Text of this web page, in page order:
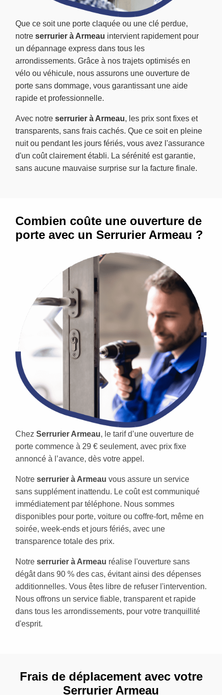
Que ce soit une porte claquée ou une clé perdue,
notre serrurier à Armeau intervient rapidement pour
un dépannage express dans tous les
arrondissements. Grâce à nos trajets optimisés en
vélo ou véhicule, nous assurons une ouverture de
porte sans dommage, vous garantissant une aide
rapide et professionnelle.
Avec notre serrurier à Armeau, les prix sont fixes et
transparents, sans frais cachés. Que ce soit en pleine
nuit ou pendant les jours fériés, vous avez l'assurance
d'un coût clairement établi. La sérénité est garantie,
sans aucune mauvaise surprise sur la facture finale.
Combien coûte une ouverture de
porte avec un Serrurier Armeau ?
Chez Serrurier Armeau, le tarif d’une ouverture de
porte commence à 29 € seulement, avec prix fixe
annoncé à l’avance, dès votre appel.
Notre serrurier à Armeau vous assure un service
sans supplément inattendu. Le coût est communiqué
immédiatement par téléphone. Nous sommes
disponibles pour porte, voiture ou coffre-fort, même en
soirée, week-ends et jours fériés, avec une
transparence totale des prix.
Notre serrurier à Armeau réalise l'ouverture sans
dégât dans 90 % des cas, évitant ainsi des dépenses
additionnelles. Vous êtes libre de refuser l'intervention.
Nous offrons un service fiable, transparent et rapide
dans tous les arrondissements, pour votre tranquillité
d'esprit.
Frais de déplacement avec votre
Serrurier Armeau